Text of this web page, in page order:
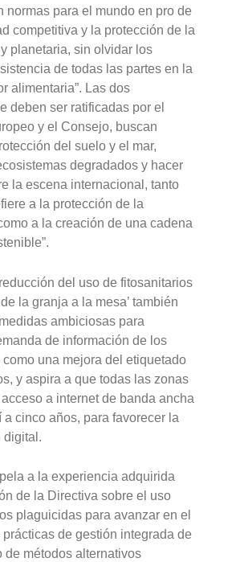
normas para el mundo en pro de
competitiva y la protección de la
planetaria, sin olvidar los
de todas las partes en la
alimentaria”. Las dos
deben ser ratificadas por el
y el Consejo, buscan
del suelo y el mar,
degradados y hacer
la escena internacional, tanto
a la protección de la
a la creación de una cadena
del uso de fitosanitarios
la granja a la mesa’ también
ambiciosas para
de información de los
una mejora del etiquetado
y aspira a que todas las zonas
a internet de banda ancha
a cinco años, para favorecer la
digital.
a la experiencia adquirida
de la Directiva sobre el uso
plaguicidas para avanzar en el
de gestión integrada de
de métodos alternativos